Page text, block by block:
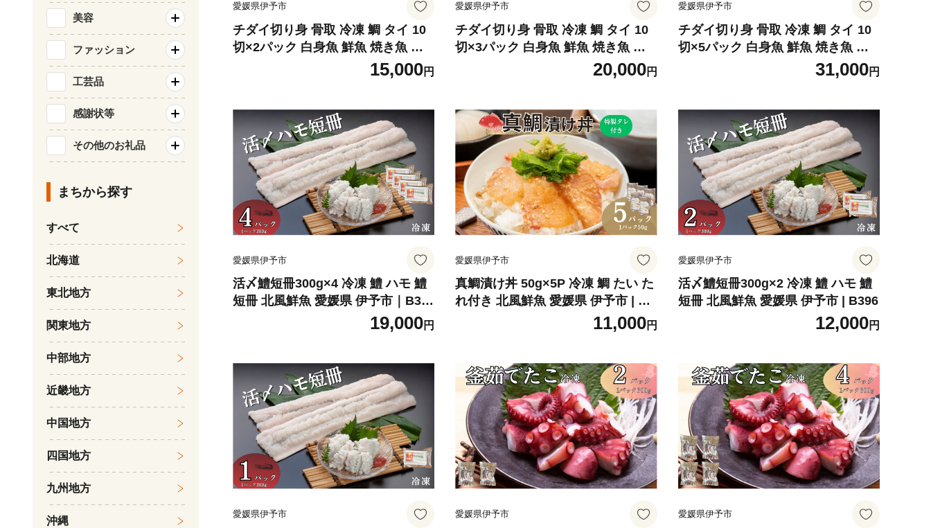
愛媛県伊予市
チダイ切り身 骨取 冷凍 鯛 タイ 10
切×2パック 白身魚 鮮魚 焼き魚 天
ぷら 煮物 北風鮮魚 愛媛県 伊予市 |
15,000円
愛媛県伊予市
チダイ切り身 骨取 冷凍 鯛 タイ 10
切×3パック 白身魚 鮮魚 焼き魚 天
ぷら 煮物 北風鮮魚 愛媛県 伊予市 |
20,000円
愛媛県伊予市
チダイ切り身 骨取 冷凍 鯛 タイ 10
切×5パック 白身魚 鮮魚 焼き魚 天
ぷら 煮物 北風鮮魚 愛媛県 伊予市 |
31,000円
愛媛県伊予市
活〆鱧短冊300g×4 冷凍 鱧 ハモ 鱧
短冊 北風鮮魚 愛媛県 伊予市｜B39
19,000円
愛媛県伊予市
真鯛漬け丼 50g×5P 冷凍 鯛 たい た
れ付き 北風鮮魚 愛媛県 伊予市 | A8
11,000円
愛媛県伊予市
活〆鱧短冊300g×2 冷凍 鱧 ハモ 鱧
短冊 北風鮮魚 愛媛県 伊予市 | B396
12,000円
愛媛県伊予市 愛媛県伊予市 愛媛県伊予市
美容
ファッション
工芸品
感謝状等
その他のお礼品
まちから探す
すべて
北海道
東北地方
関東地方
中部地方
近畿地方
中国地方
四国地方
九州地方
沖縄